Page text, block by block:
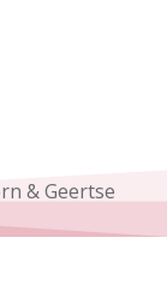
& Geertse